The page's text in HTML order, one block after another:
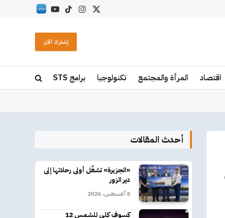
X
الانستغرام
تيكتوكيوتيوب
RSS
إشترك الآن
اقتصاد المرأة والمجتمع تكنولوجيا برامج STS
أحدث المقالات
«الجزيرة» تشغّل أولى رحلاتها إلى
دير الزور
8 أغسطس، 2026
كسوف كلي للشمس 12